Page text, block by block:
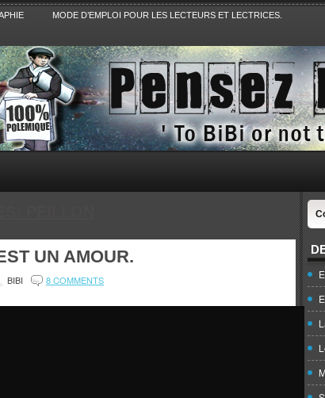
MODE D’EMPLOI POUR LES LECTEURS ET LECTRICES.
la Culture, la Politique, le Sport,. Avec Revue de
UN AMOUR.
BIBI 8 COMMENTS